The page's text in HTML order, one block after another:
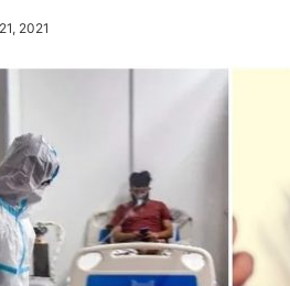
2021